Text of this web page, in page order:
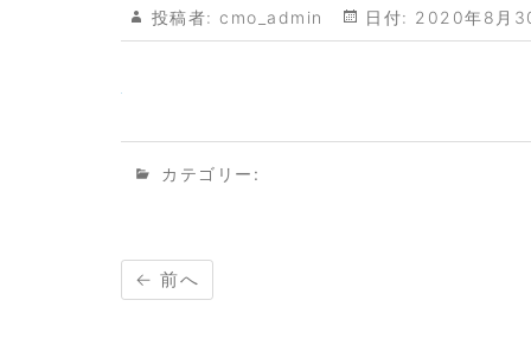
投稿者: cmo_admin 日付: 2020年8月
カテゴリー:
← 前へ